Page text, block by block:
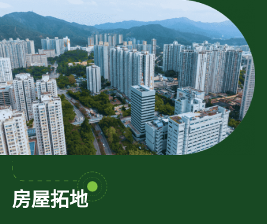
房屋拓地